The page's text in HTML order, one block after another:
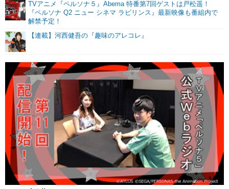
TVアニメ『ペルソナ５』Abema 特番第7回ゲストは戸松遥！
『ペルソナ Q2 ニュー シネマ ラビリンス』最新映像も番組内で
解禁予定！
【連載】河西健吾の『趣味のアレコレ』